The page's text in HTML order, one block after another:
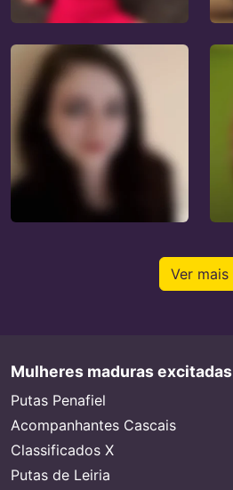
Ver mais
Mulheres maduras excitadas
Putas Penafiel
Acompanhantes Cascais
Classificados X
Putas de Leiria